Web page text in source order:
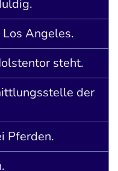
Angeles.
steht.
der
Pferden.